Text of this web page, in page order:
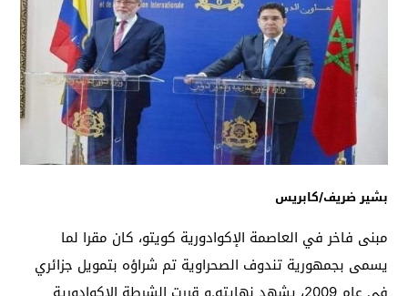
بشير ضريف/كابريس
مبنى فاخر في العاصمة الإكوادورية كويتو، كان مقرا لما
يسمى بجمهورية تندوف الصحراوية تم شراؤه بتمويل جزائري